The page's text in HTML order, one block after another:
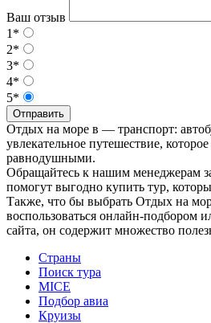
Ваш отзыв
1*
2*
3*
4*
5*
Отправить
Отдых на море в — транспорт:
увлекательное путешествие,
равнодушными.
Обращайтесь к нашим менеджерам
помогут выгодно купить тур,
Также, что бы выбрать Отдых на
воспользоваться онлайн-подбором
сайта, он содержит множество
Страны
Поиск тура
MICE
Подбор авиа
Круизы